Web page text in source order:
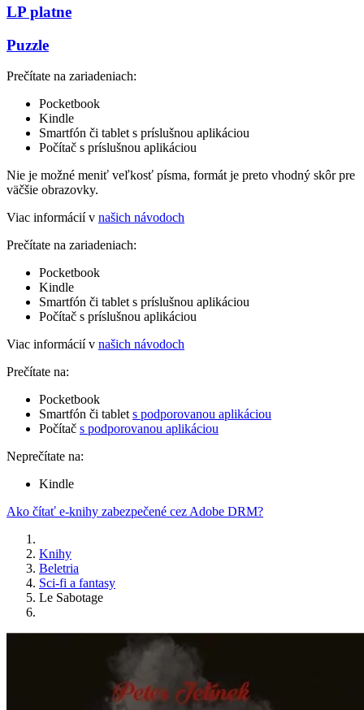
LP platne
Puzzle
Prečítate na zariadeniach:
Pocketbook
Kindle
Smartfón či tablet s príslušnou aplikáciou
Počítač s príslušnou aplikáciou
Nie je možné meniť veľkosť písma, formát je preto vhodný skôr pre
väčšie obrazovky.
Viac informácií v našich návodoch
Prečítate na zariadeniach:
Pocketbook
Kindle
Smartfón či tablet s príslušnou aplikáciou
Počítač s príslušnou aplikáciou
Viac informácií v našich návodoch
Prečítate na:
Pocketbook
Smartfón či tablet s podporovanou aplikáciou
Počítač s podporovanou aplikáciou
Neprečítate na:
Kindle
Ako čítať e-knihy zabezpečené cez Adobe DRM?
Knihy
Beletria
Sci-fi a fantasy
Le Sabotage